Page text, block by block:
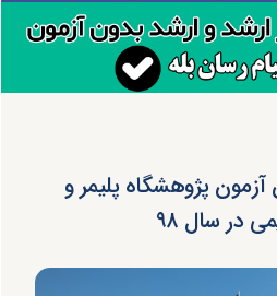
پژوهشگاه پلیمر و
در سال ۹۸